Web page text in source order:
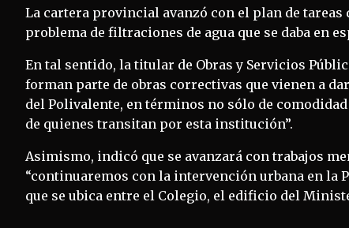
La cartera provincial avanzó con el plan de
problema de filtraciones de agua que se daba en
En tal sentido, la titular de Obras y Servicios
forman parte de obras correctivas que vienen a
del Polivalente, en términos no sólo de
de quienes transitan por esta institución”.
Asimismo, indicó que se avanzará con trabajos
“continuaremos con la intervención urbana en la
que se ubica entre el Colegio, el edificio del